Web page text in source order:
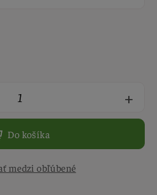
+
Do košíka
medzi obľúbené